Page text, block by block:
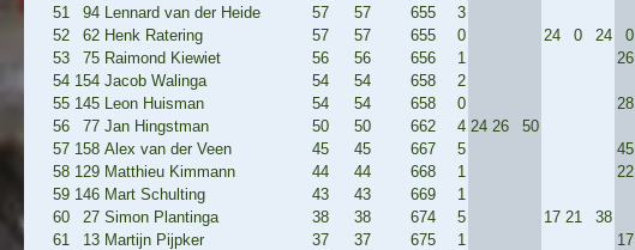
51
94 Lennard van der Heide 57 57 655 3
52
62 Henk Ratering 57 57 655 0 24 0 24 0
53
75 Raimond Kiewiet 56 56 656 1 26
54 154 Jacob Walinga 54 54 658 2
55 145 Leon Huisman 54 54 658 0 28
56
77 Jan Hingstman 50 50 662 4 24 26
50
57 158 Alex van der Veen 45 45 667 5 45
58 129 Matthieu Kimmann 44 44 668 1 22
59 146 Mart Schulting 43 43 669 1
60
27 Simon Plantinga 38 38 674 5 17 21
38
61
13 Martijn Pijpker 37 37 675 1 17